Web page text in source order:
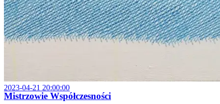
2023-04-21 20:00:00
Mistrzowie Współczesności